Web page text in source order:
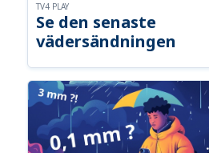
Se den senaste
vädersändningen
TV4 PLAY